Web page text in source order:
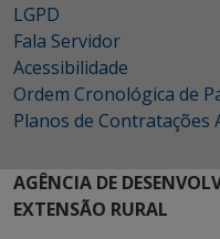
LGPD
Fala Servidor
Acessibilidade
Ordem Cronológica de
Planos de Contratações
AGÊNCIA DE
EXTENSÃO RURAL